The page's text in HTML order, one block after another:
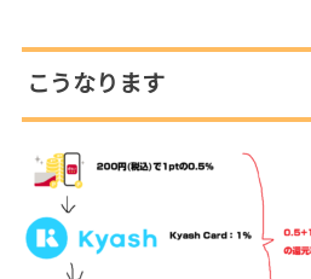
こうなります